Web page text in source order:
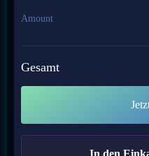
Amount
Gesamt
In den